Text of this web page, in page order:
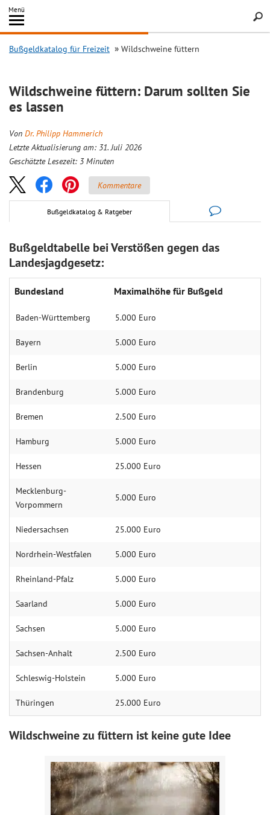
Inhalt
springen
Menü
Search
Bußgeldkatalog für Freizeit Wildschweine füttern
Wildschweine füttern: Darum sollten Sie
es lassen
Von Dr. Philipp Hammerich
Letzte Aktualisierung am: 31. Juli 2026
Geschätzte Lesezeit: 3 Minuten
Kommentare
Bußgeldkatalog & Ratgeber
Bußgeldtabelle bei Verstößen gegen das
Landesjagdgesetz:
Bundesland Maximalhöhe für Bußgeld
Baden-Württemberg 5.000 Euro
Bayern 5.000 Euro
Berlin 5.000 Euro
Brandenburg 5.000 Euro
Bremen 2.500 Euro
Hamburg 5.000 Euro
Hessen 25.000 Euro
Mecklenburg-
Vorpommern
5.000 Euro
Niedersachsen 25.000 Euro
Nordrhein-Westfalen 5.000 Euro
Rheinland-Pfalz 5.000 Euro
Saarland 5.000 Euro
Sachsen 5.000 Euro
Sachsen-Anhalt 2.500 Euro
Schleswig-Holstein 5.000 Euro
Thüringen 25.000 Euro
Wildschweine zu füttern ist keine gute Idee